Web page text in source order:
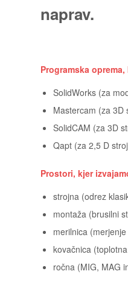
naprav.
Programska
SolidWorks (za
Mastercam (za 3D
SolidCAM (za 3D
Qapt (za 2,5 D
Prostori, kjer
strojna (odrez
montaža (brusilni
merilnica
kovačnica
ročna (MIG, MAG